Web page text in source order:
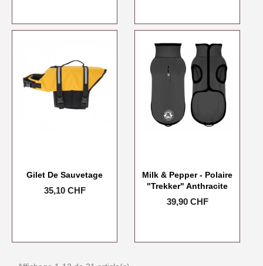
Gilet De Sauvetage
Prix
35,10 CHF
Milk & Pepper - Polaire
"Trekker" Anthracite
Prix
39,90 CHF